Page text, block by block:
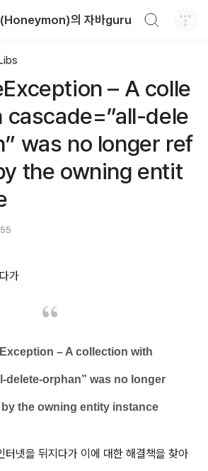
(Honeymon)의 자바guru
– A colle
dele
was no longer ref
the owning entit
가
– A collection with
delete-orphan” was no longer
the owning entity instance
터넷을 뒤지다가 이에 대한 해결책을 찾아